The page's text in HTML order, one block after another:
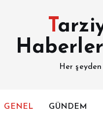
Tarziye.com -
Her
GENEL GÜNDEM